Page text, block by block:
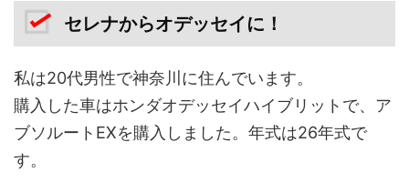
セレナからオデッセイに！
私は20代男性で神奈川に住んでいます。
購入した車はホンダオデッセイハイブリットで、ア
ブソルートEXを購入しました。年式は26年式で
す。